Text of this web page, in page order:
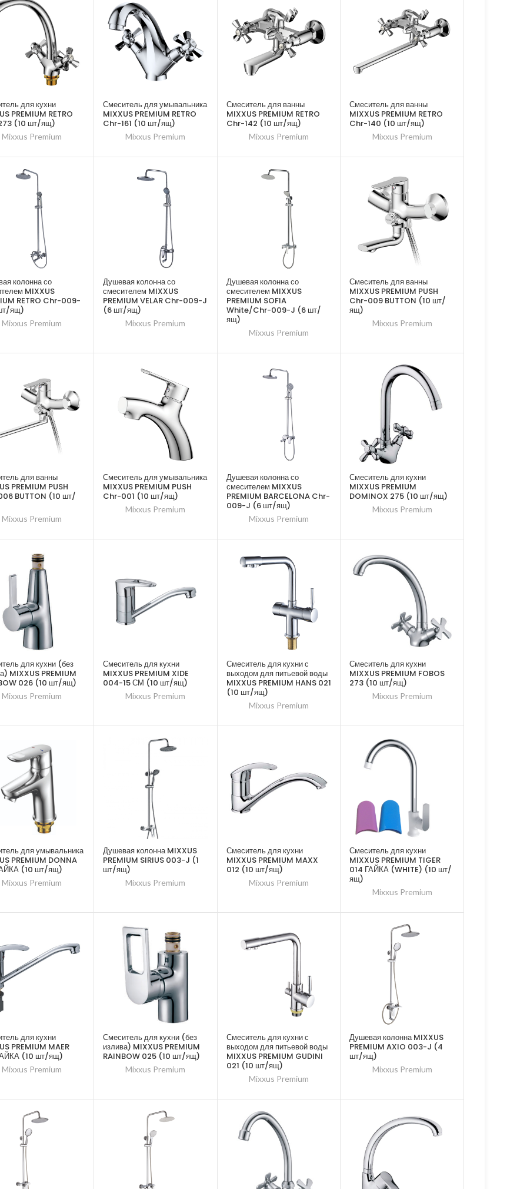
для кухни
PREMIUM RETRO
(10 шт/ящ)
Mixxus Premium
Смеситель для умывальника
MIXXUS PREMIUM RETRO
Chr-161 (10 шт/ящ)
Mixxus Premium
Смеситель для ванны
MIXXUS PREMIUM RETRO
Chr-142 (10 шт/ящ)
Mixxus Premium
Смеситель для ванны
MIXXUS PREMIUM RETRO
Chr-140 (10 шт/ящ)
Mixxus Premium
колонна со
MIXXUS
RETRO Chr-009-
ящ)
Mixxus Premium
Душевая колонна со
смесителем MIXXUS
PREMIUM VELAR Chr-009-J
(6 шт/ящ)
Mixxus Premium
Душевая колонна со
смесителем MIXXUS
PREMIUM SOFIA
White/Chr-009-J (6 шт/
ящ)
Mixxus Premium
Смеситель для ванны
MIXXUS PREMIUM PUSH
Chr-009 BUTTON (10 шт/
ящ)
Mixxus Premium
для ванны
PREMIUM PUSH
BUTTON (10 шт/
Mixxus Premium
Смеситель для умывальника
MIXXUS PREMIUM PUSH
Chr-001 (10 шт/ящ)
Mixxus Premium
Душевая колонна со
смесителем MIXXUS
PREMIUM BARCELONA Chr-
009-J (6 шт/ящ)
Mixxus Premium
Смеситель для кухни
MIXXUS PREMIUM
DOMINOX 275 (10 шт/ящ)
Mixxus Premium
для кухни (без
MIXXUS PREMIUM
026 (10 шт/ящ)
Mixxus Premium
Смеситель для кухни
MIXXUS PREMIUM XIDE
004-15 СМ (10 шт/ящ)
Mixxus Premium
Смеситель для кухни с
выходом для питьевой воды
MIXXUS PREMIUM HANS 021
(10 шт/ящ)
Mixxus Premium
Смеситель для кухни
MIXXUS PREMIUM FOBOS
273 (10 шт/ящ)
Mixxus Premium
для умывальника
PREMIUM DONNA
(10 шт/ящ)
Mixxus Premium
Душевая колонна MIXXUS
PREMIUM SIRIUS 003-J (1
шт/ящ)
Mixxus Premium
Смеситель для кухни
MIXXUS PREMIUM MAXX
012 (10 шт/ящ)
Mixxus Premium
Смеситель для кухни
MIXXUS PREMIUM TIGER
014 ГАЙКА (WHITE) (10 шт/
ящ)
Mixxus Premium
для кухни
PREMIUM MAER
(10 шт/ящ)
Mixxus Premium
Смеситель для кухни (без
излива) MIXXUS PREMIUM
RAINBOW 025 (10 шт/ящ)
Mixxus Premium
Смеситель для кухни с
выходом для питьевой воды
MIXXUS PREMIUM GUDINI
021 (10 шт/ящ)
Mixxus Premium
Душевая колонна MIXXUS
PREMIUM AXIO 003-J (4
шт/ящ)
Mixxus Premium